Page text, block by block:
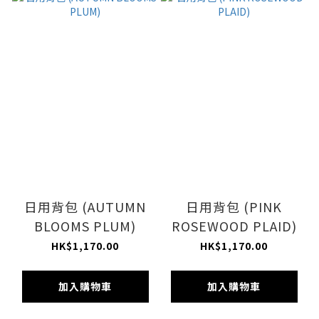
日用背包 (AUTUMN
BLOOMS PLUM)
HK$1,170.00
加入購物車
日用背包 (PINK
ROSEWOOD PLAID)
HK$1,170.00
加入購物車